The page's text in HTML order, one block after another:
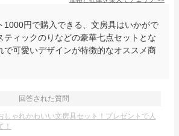
1000円で購入できる、文房具はいかがで
ティックのりなどの豪華七点セットとな
で可愛いデザインが特徴的なオススメ商
回答された質問
しゃれかわいい文房具セット！プレゼントで人
！